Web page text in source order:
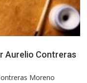
Aurelio Contreras
Moreno